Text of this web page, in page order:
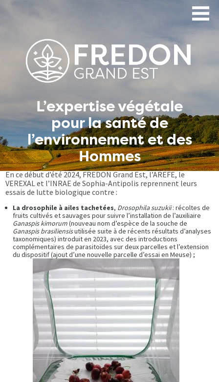
L’expertise végétale
pour la santé de
l’environnement et des
Hommes
En ce début d’été 2024, FREDON Grand Est, l’AREFE, le
VEREXAL et l’INRAE de Sophia-Antipolis reprennent leurs
essais de lutte biologique contre :
La drosophile à ailes tachetées, Drosophila suzukii: récoltes de
fruits cultivés et sauvages pour suivre l’installation de l’auxiliaire
Ganaspis kimorum(nouveau nom d’espèce de la souche de
Ganaspis brasiliensisutilisée suite à de récents résultats d’analyses
taxonomiques) introduit en 2023, avec des introductions
complémentaires de parasitoïdes sur deux parcelles et l’extension
du dispositif (ajout d’une nouvelle parcelle d’essai en Meuse) ;